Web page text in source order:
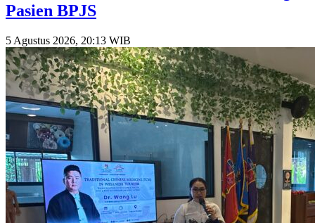
Pasien BPJS
5 Agustus 2026, 20:13 WIB